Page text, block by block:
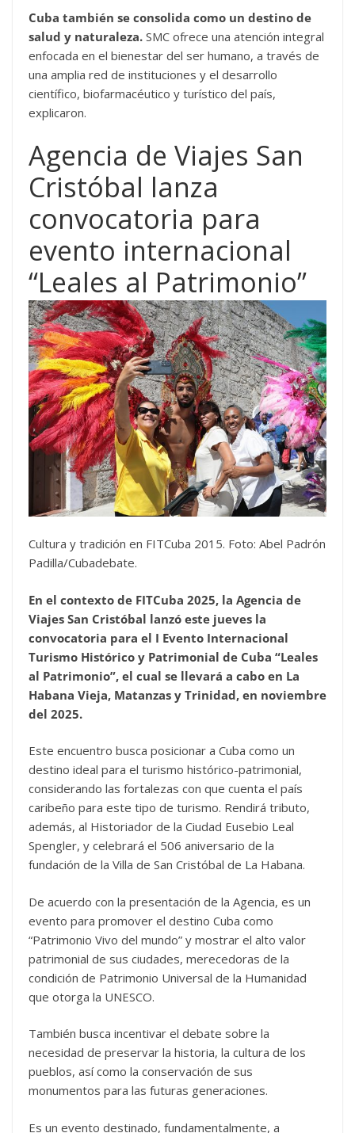
Cuba también se consolida como un destino de
salud y naturaleza. SMC ofrece una atención integral
enfocada en el bienestar del ser humano, a través de
una amplia red de instituciones y el desarrollo
científico, biofarmacéutico y turístico del país,
explicaron.
Agencia de Viajes San
Cristóbal lanza
convocatoria para
evento internacional
“Leales al Patrimonio”
Cultura y tradición en FITCuba 2015. Foto: Abel Padrón
Padilla/Cubadebate.
En el contexto de FITCuba 2025, la Agencia de
Viajes San Cristóbal lanzó este jueves la
convocatoria para el I Evento Internacional
Turismo Histórico y Patrimonial de Cuba “Leales
al Patrimonio”, el cual se llevará a cabo en La
Habana Vieja, Matanzas y Trinidad, en noviembre
del 2025.
Este encuentro busca posicionar a Cuba como un
destino ideal para el turismo histórico-patrimonial,
considerando las fortalezas con que cuenta el país
caribeño para este tipo de turismo. Rendirá tributo,
además, al Historiador de la Ciudad Eusebio Leal
Spengler, y celebrará el 506 aniversario de la
fundación de la Villa de San Cristóbal de La Habana.
De acuerdo con la presentación de la Agencia, es un
evento para promover el destino Cuba como
“Patrimonio Vivo del mundo” y mostrar el alto valor
patrimonial de sus ciudades, merecedoras de la
condición de Patrimonio Universal de la Humanidad
que otorga la UNESCO.
También busca incentivar el debate sobre la
necesidad de preservar la historia, la cultura de los
pueblos, así como la conservación de sus
monumentos para las futuras generaciones.
Es un evento destinado, fundamentalmente, a